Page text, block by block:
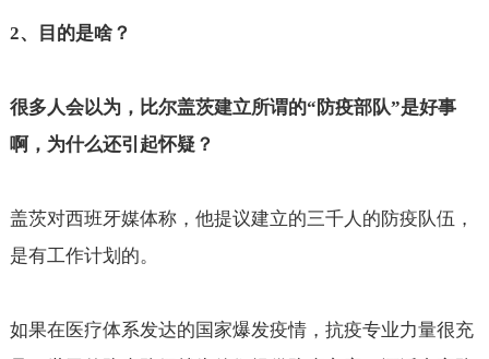
2、目的是啥？
很多人会以为，比尔盖茨建立所谓的“防疫部队”是好事
啊，为什么还引起怀疑？
盖茨对西班牙媒体称，他提议建立的三千人的防疫队伍，
是有工作计划的。
如果在医疗体系发达的国家爆发疫情，抗疫专业力量很充